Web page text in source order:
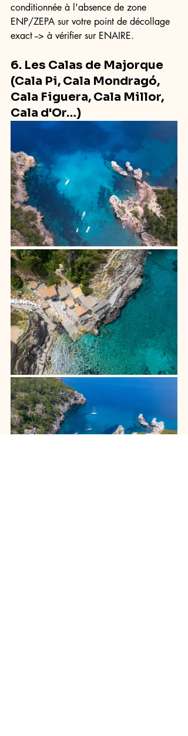
conditionnée à l'absence de zone
ENP/ZEPA sur votre point de décollage
exact --> à vérifier sur ENAIRE.
6. Les Calas de Majorque
(Cala Pi, Cala Mondragó,
Cala Figuera, Cala Millor,
Cala d'Or…)